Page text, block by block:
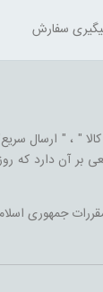
سفارش
" ، " ارسال
بر آن دارد که
جمهوری